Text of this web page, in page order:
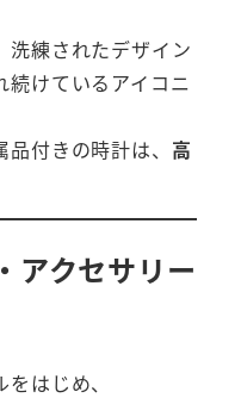
洗練されたデザイン
続けているアイコニ
付きの時計は、 高
アクセサリー
はじめ、